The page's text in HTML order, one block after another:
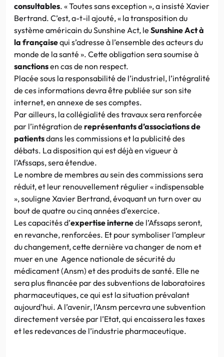
consultables. « Toutes sans exception », a insisté Xavier
Bertrand. C’est, a-t-il ajouté, « la transposition du
système américain du Sunshine Act, le Sunshine Act à
la françaisequi s’adresse à l’ensemble des acteurs du
monde de la santé ». Cette obligation sera soumise à
sanctionsen cas de non respect.
Placée sous la responsabilité de l’industriel, l’intégralité
de ces informations devra être publiée sur son site
internet, en annexe de ses comptes.
Par ailleurs, la collégialité des travaux sera renforcée
par l’intégration de représentants d’associations de
patientsdans les commissions et la publicité des
débats. La disposition qui est déjà en vigueur à
l’Afssaps, sera étendue.
Le nombre de membres au sein des commissions sera
réduit, et leur renouvellement régulier « indispensable
», souligne Xavier Bertrand, évoquant un turn over au
bout de quatre ou cinq années d’exercice.
Les capacités d’expertise internede l’Afssaps seront,
en revanche, renforcées. Et pour symboliser l’ampleur
du changement, cette dernière va changer de nom et
muer en une Agence nationale de sécurité du
médicament (Ansm) et des produits de santé. Elle ne
sera plus financée par des subventions de laboratoires
pharmaceutiques, ce qui est la situation prévalant
aujourd’hui. A l’avenir, l’Ansm percevra une subvention
directement versée par l’Etat, qui encaissera les taxes
et les redevances de l’industrie pharmaceutique.